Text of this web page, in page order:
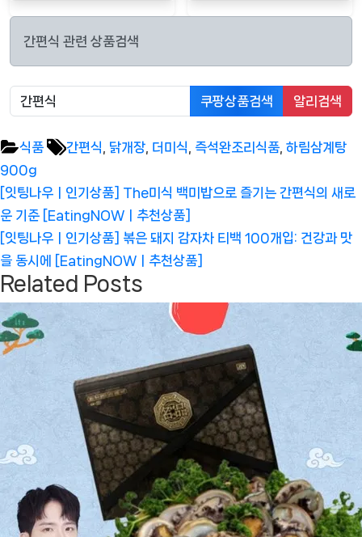
간편식 관련 상품검색
쿠팡상품검색 알리검색
식품 Tags:
간편식 닭개장 더미식 즉석완조리식품 하림삼계탕
900g
글
탐
색
Previous
Post:
[잇팅나우ㅣ인기상품] The미식 백미밥으로 즐기는 간편식의 새로
운 기준 [EatingNOWㅣ추천상품]
Next
Post:
[잇팅나우ㅣ인기상품] 볶은 돼지 감자차 티백 100개입: 건강과 맛
을 동시에 [EatingNOWㅣ추천상품]
Related Posts